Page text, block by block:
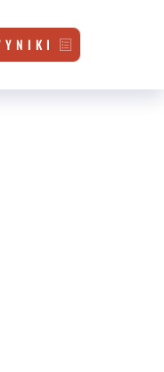
Y N I K I